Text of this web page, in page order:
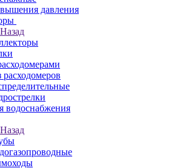
давления
Назад
расходомеров
водоснабжения
Назад